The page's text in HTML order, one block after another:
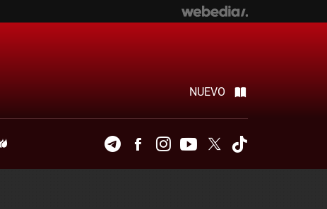
NUEVO
TelegramFacebookInstagramYoutubeTwitter